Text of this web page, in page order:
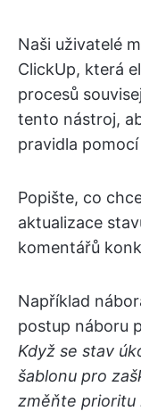
Naši uživatelé
ClickUp, která
procesů
tento nástroj,
pravidla
Popište, co
aktualizace
komentářů
Například
postup náboru
Když se stav
šablonu pro
změňte prioritu